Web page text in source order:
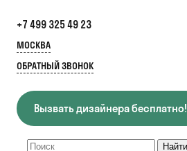
+7 499 325 49 23
МОСКВА
ОБРАТНЫЙ ЗВОНОК
Вызвать дизайнера бесплатно!